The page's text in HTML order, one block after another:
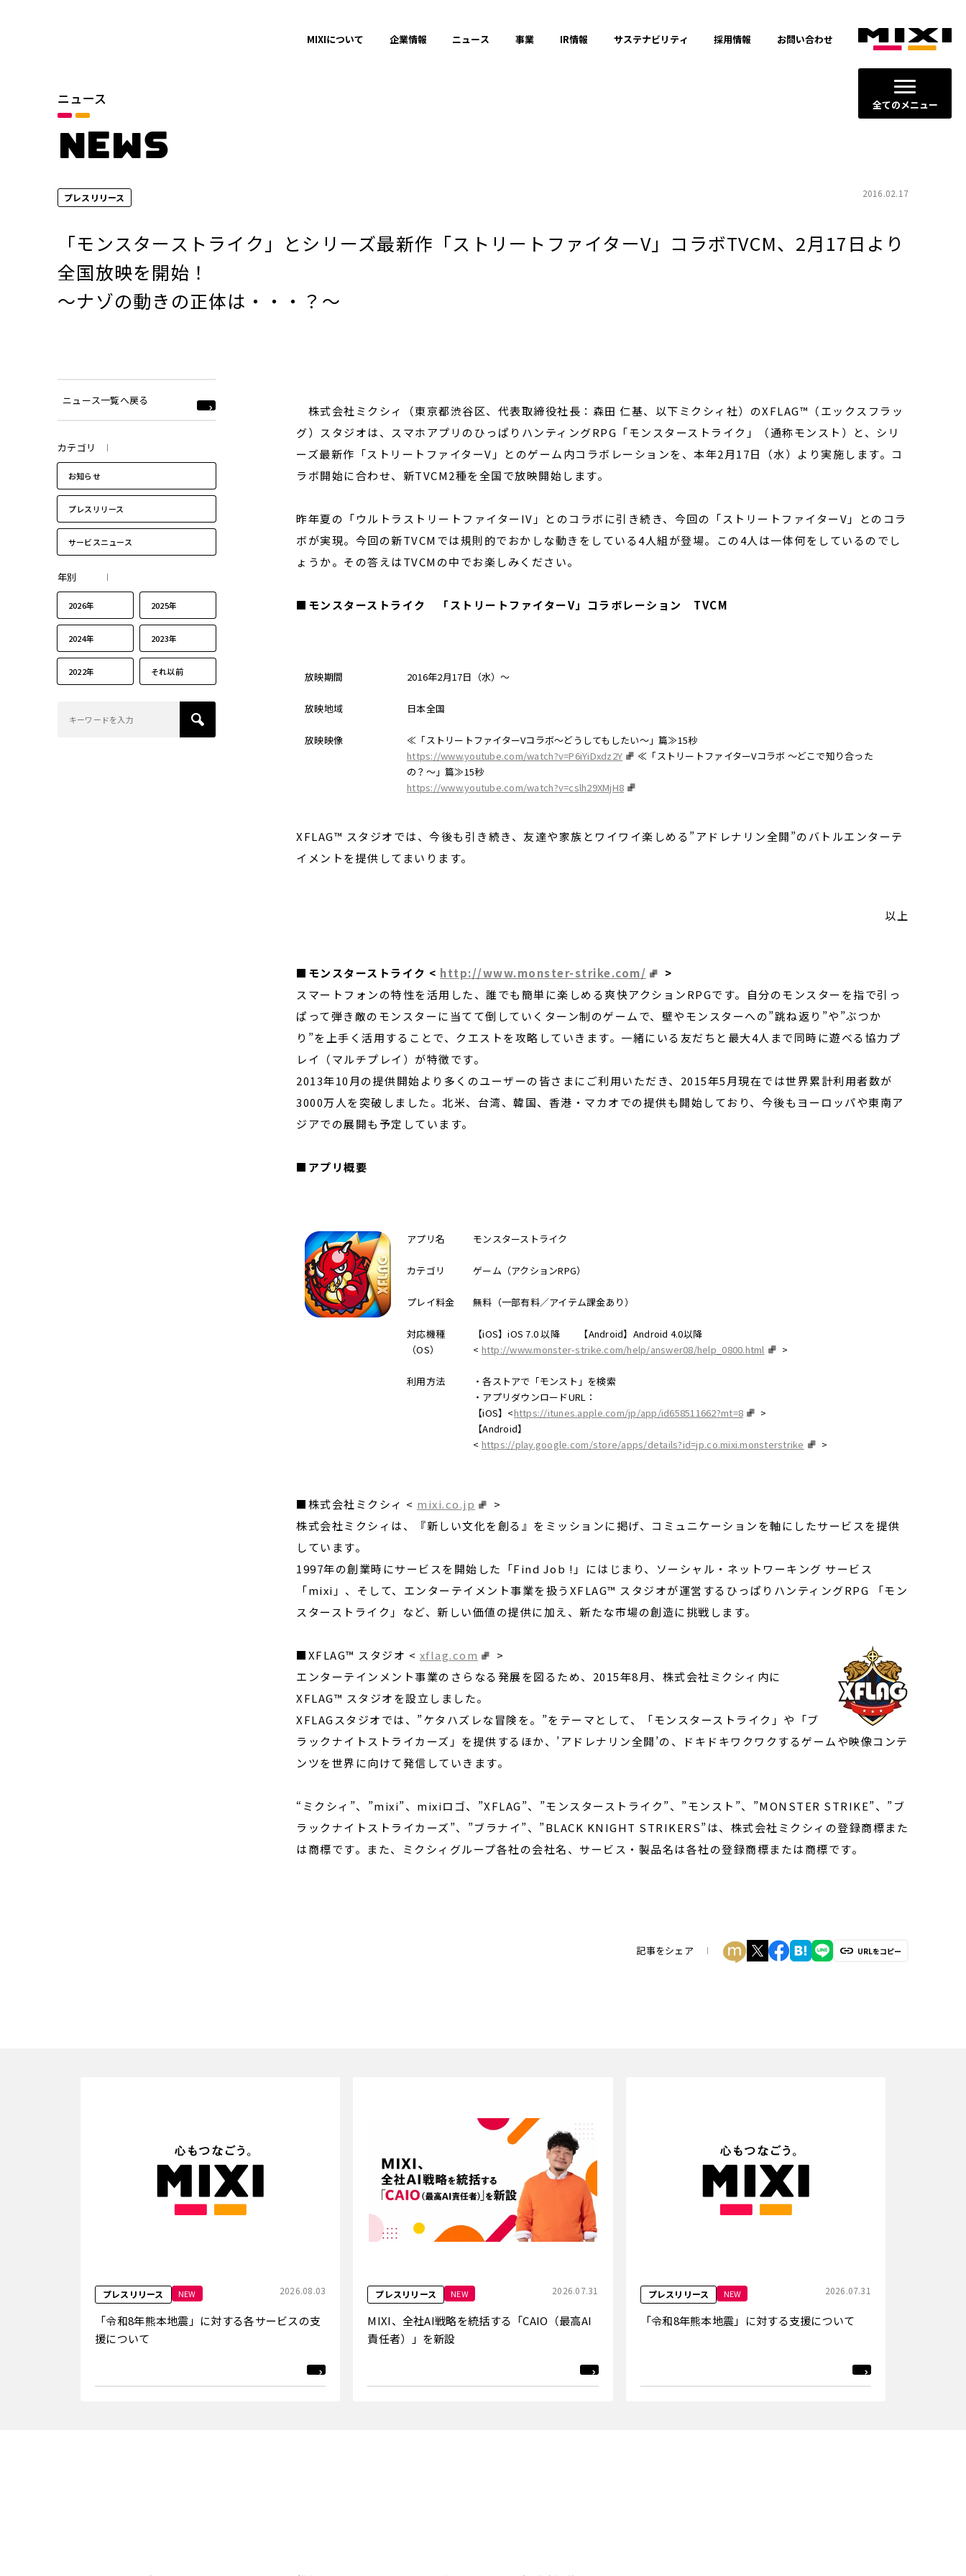
全てのメニュー
MIXIについて 企業情報 ニュース 事業 IR情報 サステナビリティ 採用情報 お問い合わせ
ニュース
NEWS
プレスリリース 2016.02.17
「モンスターストライク」とシリーズ最新作「ストリートファイターV」コラボTVCM、2月17日より
全国放映を開始！
～ナゾの動きの正体は・・・？〜
ニュース一覧へ戻る
カテゴリ
お知らせ
プレスリリース
サービスニュース
年別
2026年 2025年
2024年 2023年
2022年 それ以前
株式会社ミクシィ（東京都渋谷区、代表取締役社長：森田 仁基、以下ミクシィ社）のXFLAG™（エックスフラッ
グ）スタジオは、スマホアプリのひっぱりハンティングRPG「モンスターストライク」（通称モンスト）と、シリ
ーズ最新作「ストリートファイターV」とのゲーム内コラボレーションを、本年2月17日（水）より実施します。コ
ラボ開始に合わせ、新TVCM2種を全国で放映開始します。
昨年夏の「ウルトラストリートファイターIV」とのコラボに引き続き、今回の「ストリートファイターV」とのコラ
ボが実現。今回の新TVCMでは規則的でおかしな動きをしている4人組が登場。この4人は一体何をしているのでし
ょうか。その答えはTVCMの中でお楽しみください。
■モンスターストライク 「ストリートファイターV」コラボレーション TVCM
放映期間 2016年2月17日（水）～
放映地域 日本全国
放映映像
≪「ストリートファイターVコラボ〜どうしてもしたい〜」篇≫15秒
https://www.youtube.com/watch?v=P6iYiDxdz2Y
≪「ストリートファイターVコラボ 〜どこで知り合った
の？〜」篇≫15秒
https://www.youtube.com/watch?v=cslh29XMjH8
XFLAG™ スタジオでは、今後も引き続き、友達や家族とワイワイ楽しめる”アドレナリン全開”のバトルエンターテ
イメントを提供してまいります。
以上
■モンスターストライク < http://www.monster-strike.com/
>
スマートフォンの特性を活用した、誰でも簡単に楽しめる爽快アクションRPGです。自分のモンスターを指で引っ
ぱって弾き敵のモンスターに当てて倒していくターン制のゲームで、壁やモンスターへの”跳ね返り”や”ぶつか
り”を上手く活用することで、クエストを攻略していきます。一緒にいる友だちと最大4人まで同時に遊べる協力プ
レイ（マルチプレイ）が特徴です。
2013年10月の提供開始より多くのユーザーの皆さまにご利用いただき、2015年5月現在では世界累計利用者数が
3000万人を突破しました。北米、台湾、韓国、香港・マカオでの提供も開始しており、今後もヨーロッパや東南ア
ジアでの展開も予定しています。
■アプリ概要
アプリ名 モンスターストライク
カテゴリ ゲーム（アクションRPG）
プレイ料金 無料（一部有料／アイテム課金あり）
対応機種
（OS）
【iOS】iOS 7.0 以降 【Android】Android 4.0以降
< http://www.monster-strike.com/help/answer08/help_0800.html >
利用方法
・各ストアで「モンスト」を検索
・アプリダウンロードURL：
【iOS】<https://itunes.apple.com/jp/app/id658511662?mt=8
>
【Android】
< https://play.google.com/store/apps/details?id=jp.co.mixi.monsterstrike >
■株式会社ミクシィ < mixi.co.jp
>
株式会社ミクシィは、『新しい文化を創る』をミッションに掲げ、コミュニケーションを軸にしたサービスを提供
しています。
1997年の創業時にサービスを開始した「Find Job !」にはじまり、ソーシャル・ネットワーキング サービス
「mixi」、そして、エンターテイメント事業を扱うXFLAG™ スタジオが運営するひっぱりハンティングRPG 「モン
スターストライク」など、新しい価値の提供に加え、新たな市場の創造に挑戦します。
■XFLAG™ スタジオ < xflag.com
>
エンターテインメント事業のさらなる発展を図るため、2015年8月、株式会社ミクシィ内に
XFLAG™ スタジオを設立しました。
XFLAGスタジオでは、”ケタハズレな冒険を。”をテーマとして、「モンスターストライク」や「ブ
ラックナイトストライカーズ」を提供するほか、’アドレナリン全開’の、ドキドキワクワクするゲームや映像コンテ
ンツを世界に向けて発信していきます。
“ミクシィ”、”mixi”、mixiロゴ、”XFLAG”、”モンスターストライク”、”モンスト”、”MONSTER STRIKE”、”ブ
ラックナイトストライカーズ”、”ブラナイ”、”BLACK KNIGHT STRIKERS”は、株式会社ミクシィの登録商標また
は商標です。また、ミクシィグループ各社の会社名、サービス・製品名は各社の登録商標または商標です。
記事をシェア URLをコピー
プレスリリース NEW 2026.08.03
「令和8年熊本地震」に対する各サービスの支
援について
プレスリリース NEW 2026.07.31
MIXI、全社AI戦略を統括する「CAIO（最高AI
責任者）」を新設
プレスリリース NEW 2026.07.31
「令和8年熊本地震」に対する支援について
カテゴリ
サービスニュース